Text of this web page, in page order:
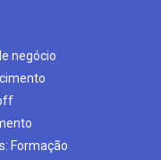
negócio
Formação